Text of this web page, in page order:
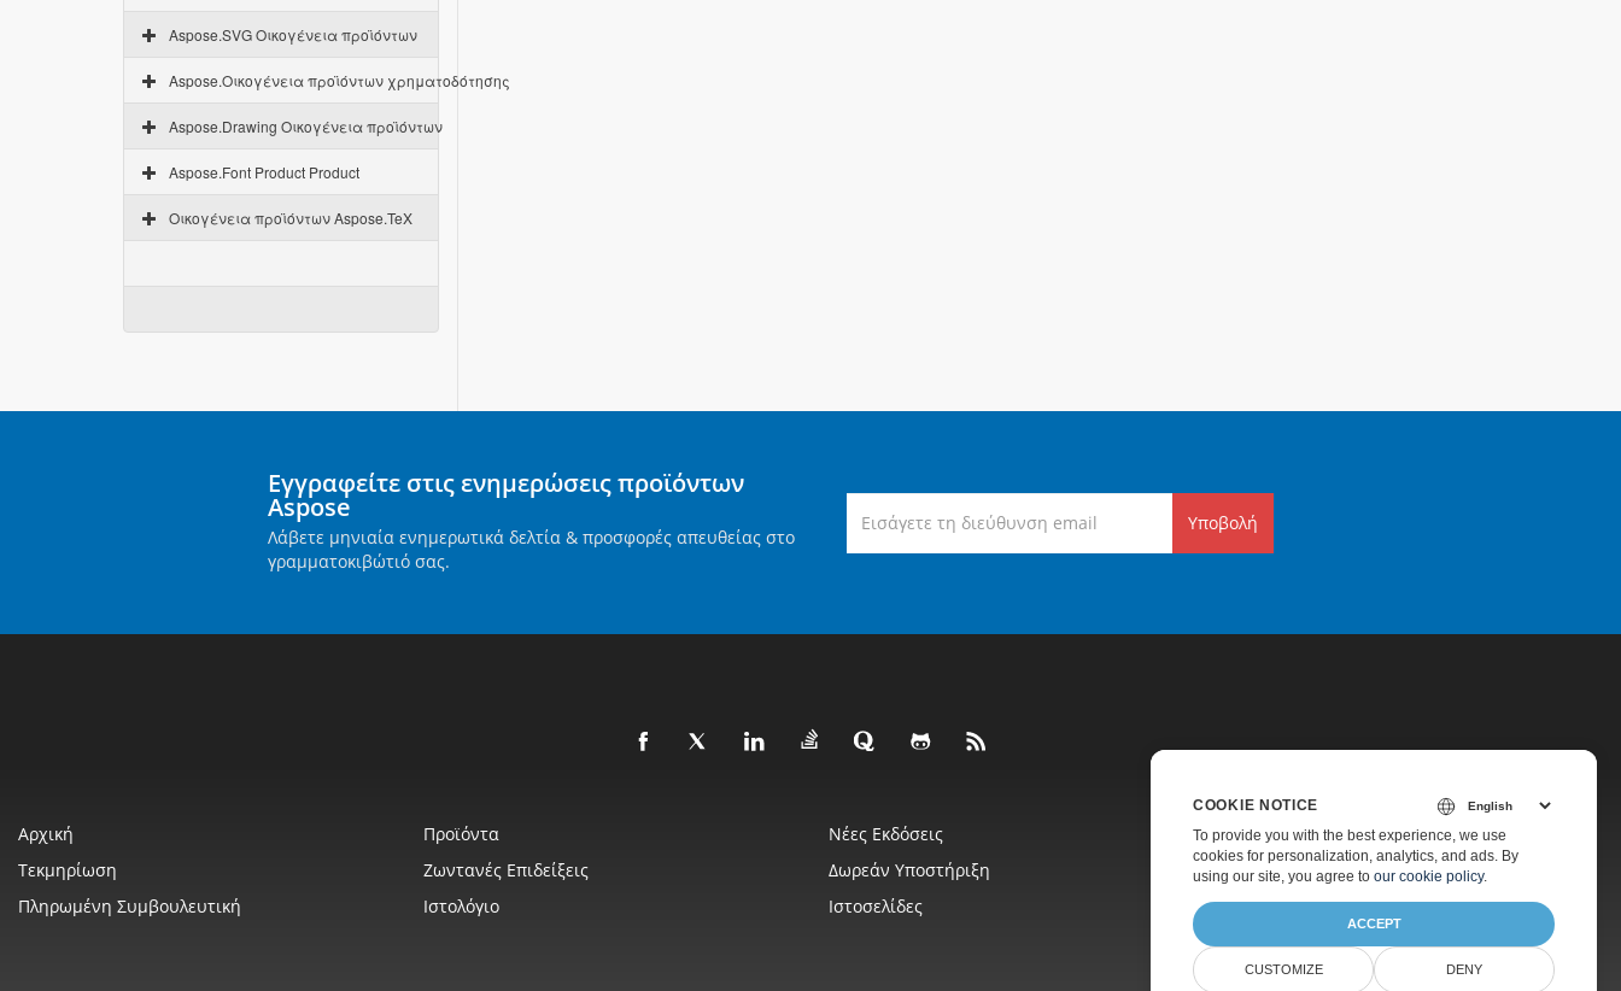
Aspose.SVG Οικογένεια προϊόντων
Aspose.Οικογένεια προϊόντων χρηματοδότησης
Aspose.Drawing Οικογένεια προϊόντων
Aspose.Font Product Product
Οικογένεια προϊόντων Aspose.TeX
Εγγραφείτε στις ενημερώσεις προϊόντων
Aspose
Λάβετε μηνιαία ενημερωτικά δελτία & προσφορές απευθείας στο
γραμματοκιβώτιό σας.
Υποβολή
Αρχική Προϊόντα Νέες Εκδόσεις
Τιμολόγηση
Τεκμηρίωση
Ζωντανές Επιδείξεις Δωρεάν Υποστήριξη
Πληρωμένη Υποστήριξη
Πληρωμένη Συμβουλευτική
Ιστολόγιο Ιστοσελίδες Σχετικά
COOKIE NOTICE
To provide you with the best experience, we use
cookies for personalization, analytics, and ads. By
using our site, you agree to our cookie policy.
ACCEPT
CUSTOMIZE DENY